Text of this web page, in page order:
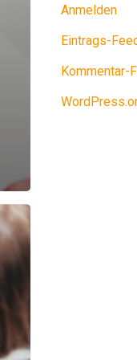
Anmelden
Eintrags-
Kommentar-